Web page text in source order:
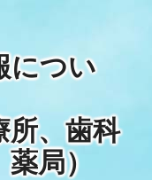
につい
所、歯科
局）